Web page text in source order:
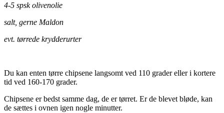
4-5 spsk olivenolie
salt, gerne Maldon
evt. tørrede krydderurter
Du kan enten tørre chipsene langsomt ved 110 grader eller i kortere
tid ved 160-170 grader.
Chipsene er bedst samme dag, de er tørret. Er de blevet bløde, kan
de sættes i ovnen igen nogle minutter.